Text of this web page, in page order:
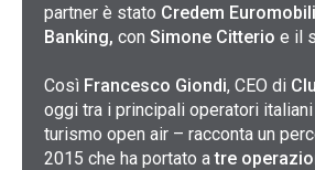
partner è stato Credem
Banking, con Simone Citterio e il
Così Francesco Giondi, CEO di
oggi tra i principali operatori
turismo open air – racconta un
2015 che ha portato atre